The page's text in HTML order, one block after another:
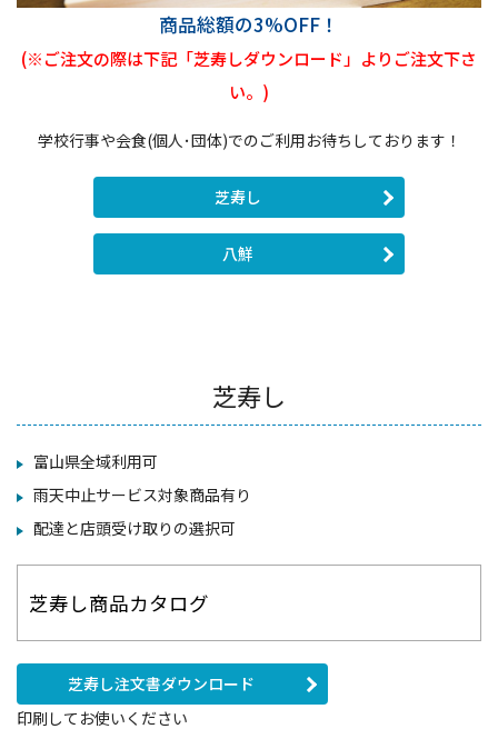
商品総額の3%OFF！
(※ご注文の際は下記「芝寿しダウンロード」よりご注文下さ
い。)
学校行事や会食(個人･団体)でのご利用お待ちしております！
芝寿し
八鮮
芝寿し
富山県全域利用可
雨天中止サービス対象商品有り
配達と店頭受け取りの選択可
芝寿し商品カタログ
芝寿し注文書ダウンロード
印刷してお使いください